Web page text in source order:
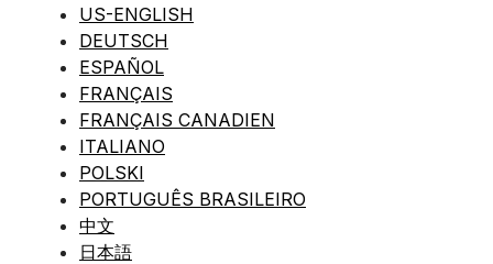
US-ENGLISH
DEUTSCH
ESPAÑOL
FRANÇAIS
FRANÇAIS CANADIEN
ITALIANO
POLSKI
PORTUGUÊS BRASILEIRO
中文
日本語